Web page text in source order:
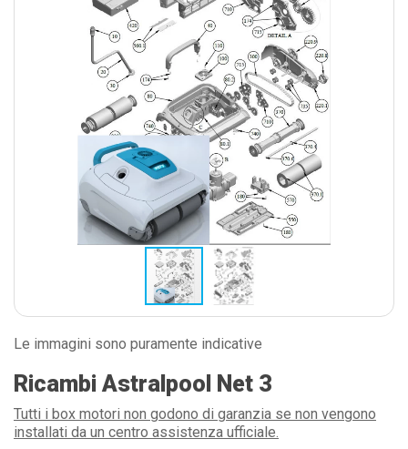
Le immagini sono puramente indicative
Ricambi Astralpool Net 3
Tutti i box motori non godono di garanzia se non vengono
installati da un centro assistenza ufficiale.